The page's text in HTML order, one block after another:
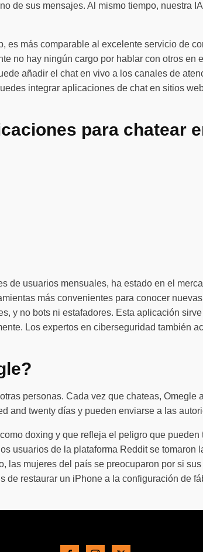
de sus mensajes. Al mismo tiempo, nuestra
es más comparable al excelente servicio de
no hay ningún cargo por hablar con otros
añadir el chat en vivo a los canales de
integrar aplicaciones de chat en sitios
para chatear
de usuarios mensuales, ha estado en el
más convenientes para conocer
y no bots ni estafadores. Esta aplicación
Los expertos en ciberseguridad
personas. Cada vez que chateas,
and twenty días y pueden enviarse a las
doxing y que refleja el peligro que
usuarios de la plataforma Reddit se
las mujeres del país se preocuparon por si
de restaurar un iPhone a la configuración de